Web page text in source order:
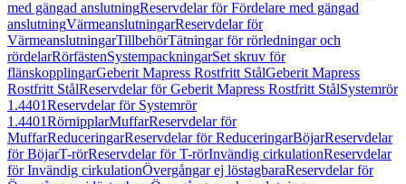
med gängad anslutningReservdelar för Fördelare med gängad
anslutningVärmeanslutningarReservdelar för
VärmeanslutningarTillbehörTätningar för rörledningar och
rördelarRörfästenSystempackningarSet skruv för
flänskopplingarGeberit Mapress Rostfritt StålGeberit Mapress
Rostfritt StålReservdelar för Geberit Mapress Rostfritt StålSystemrör
1.4401Reservdelar för Systemrör
1.4401RörnipplarMuffarReservdelar för
MuffarReduceringarReservdelar för ReduceringarBöjarReservdelar
för BöjarT-rörReservdelar för T-rörInvändig cirkulationReservdelar
för Invändig cirkulationÖvergångar ej löstagbaraReservdelar för